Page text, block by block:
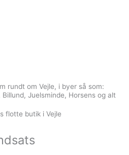
rundt om Vejle, i byer så som:
Juelsminde, Horsens og alt
flotte butik i Vejle